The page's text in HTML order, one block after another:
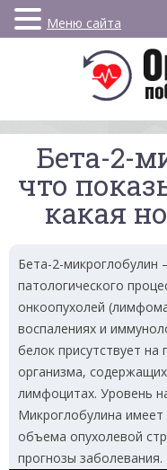
Бета-2-
что
какая
Бета-2-микроглобулин
патологического
онкоопухолей
воспалениях и
белок присутствует на
организма,
лимфоцитах. Уровень
Микроглобулина
объема опухолевой
прогнозы заболевания.
Меню сайта